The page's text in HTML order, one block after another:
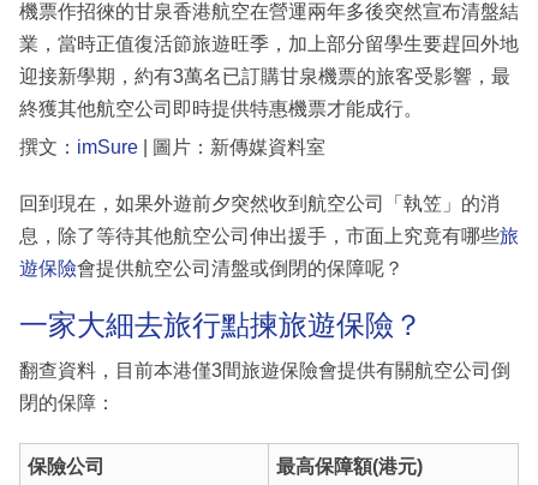
機票作招徠的甘泉香港航空在營運兩年多後突然宣布清盤結
業，當時正值復活節旅遊旺季，加上部分留學生要趕回外地
迎接新學期，約有3萬名已訂購甘泉機票的旅客受影響，最
終獲其他航空公司即時提供特惠機票才能成行。
撰文： imSure | 圖片：新傳媒資料室
回到現在，如果外遊前夕突然收到航空公司「執笠」的消
息，除了等待其他航空公司伸出援手，市面上究竟有哪些旅
遊保險會提供航空公司清盤或倒閉的保障呢？
一家大細去旅行點揀旅遊保險？
翻查資料，目前本港僅3間旅遊保險會提供有關航空公司倒
閉的保障：
保險公司 最高保障額(港元)